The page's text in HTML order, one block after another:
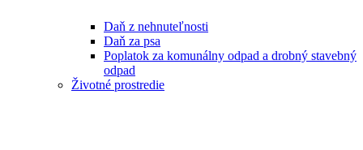
Daň z nehnuteľnosti
Daň za psa
Poplatok za komunálny odpad a drobný stavebný
odpad
Životné prostredie